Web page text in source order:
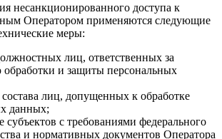
несанкционированного доступа к
Оператором применяются следующие
меры:
лиц, ответственных за
обработки и защиты персональных
лиц, допущенных к обработке
данных;
субъектов с требованиями федерального
и нормативных документов Оператора